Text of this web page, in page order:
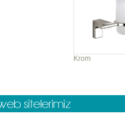
Krom